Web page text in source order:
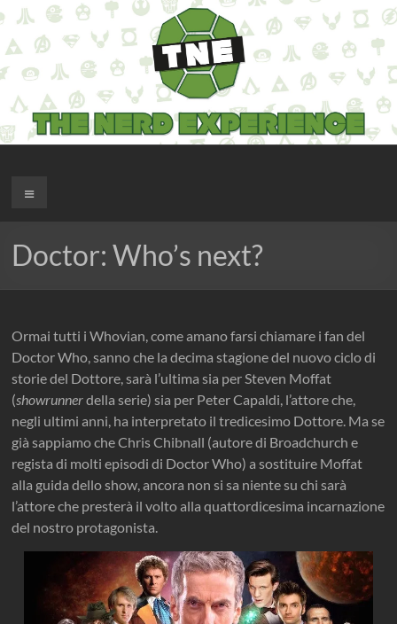
Salta
al
contenuto
The Nerd Experience
Menu
Doctor: Who’s next?
Ormai tutti i Whovian, come amano farsi chiamare i fan del
Doctor Who, sanno che la decima stagione del nuovo ciclo di
storie del Dottore, sarà l’ultima sia per Steven Moffat
(showrunnerdella serie) sia per Peter Capaldi, l’attore che,
negli ultimi anni, ha interpretato il tredicesimo Dottore. Ma se
già sappiamo che Chris Chibnall (autore di Broadchurch e
regista di molti episodi di Doctor Who) a sostituire Moffat
alla guida dello show, ancora non si sa niente su chi sarà
l’attore che presterà il volto alla quattordicesima incarnazione
del nostro protagonista.